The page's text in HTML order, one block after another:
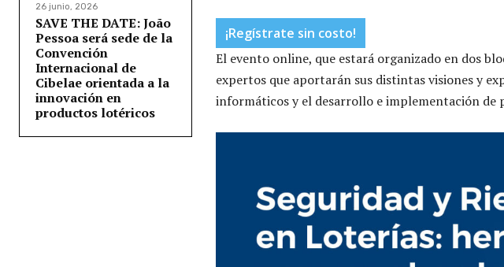
26 junio, 2026
SAVE THE DATE: João
Pessoa será sede de la
Convención
Internacional de
Cibelae orientada a la
innovación en
productos lotéricos
¡Regístrate sin costo!
El evento online, que estará organizado en dos
expertos que aportarán sus distintas visiones y
informáticos y el desarrollo e implementación de